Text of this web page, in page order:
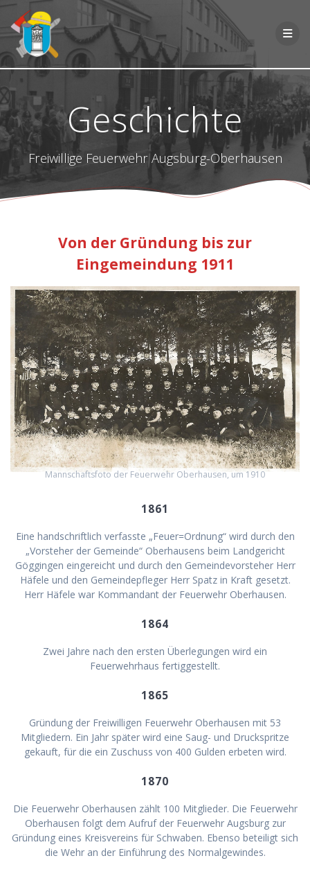
springen
Geschichte
Freiwillige Feuerwehr Augsburg-Oberhausen
Von der Gründung bis zur
Eingemeindung 1911
Mannschaftsfoto der Feuerwehr Oberhausen, um 1910
1861
Eine handschriftlich verfasste „Feuer=Ordnung“ wird durch den
„Vorsteher der Gemeinde“ Oberhausens beim Landgericht
Göggingen eingereicht und durch den Gemeindevorsteher Herr
Häfele und den Gemeindepfleger Herr Spatz in Kraft gesetzt.
Herr Häfele war Kommandant der Feuerwehr Oberhausen.
1864
Zwei Jahre nach den ersten Überlegungen wird ein
Feuerwehrhaus fertiggestellt.
1865
Gründung der Freiwilligen Feuerwehr Oberhausen mit 53
Mitgliedern. Ein Jahr später wird eine Saug- und Druckspritze
gekauft, für die ein Zuschuss von 400 Gulden erbeten wird.
1870
Die Feuerwehr Oberhausen zählt 100 Mitglieder. Die Feuerwehr
Oberhausen folgt dem Aufruf der Feuerwehr Augsburg zur
Gründung eines Kreisvereins für Schwaben. Ebenso beteiligt sich
die Wehr an der Einführung des Normalgewindes.